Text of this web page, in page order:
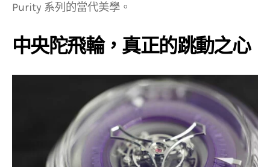
Purity 系列的當代美學。
中央陀飛輪，真正的跳動之心